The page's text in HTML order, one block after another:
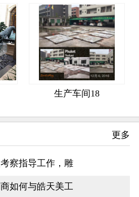
生产车间18
更多
察指导工作，雕
如何与皓天美工